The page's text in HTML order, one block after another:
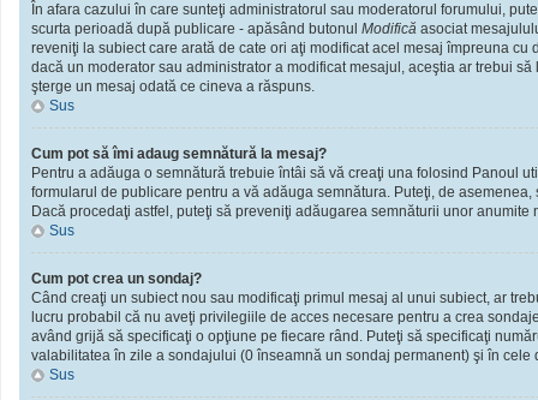
În afara cazului în care sunteţi administratorul sau moderatorul forumului,
scurta perioadă după publicare - apăsând butonul Modifică asociat
reveniţi la subiect care arată de cate ori aţi modificat acel mesaj împreuna
dacă un moderator sau administrator a modificat mesajul, aceştia ar trebui
şterge un mesaj odată ce cineva a răspuns.
Sus
Cum pot să îmi adaug semnătură la mesaj?
Pentru a adăuga o semnătură trebuie întâi să vă creaţi una folosind Panoul
formularul de publicare pentru a vă adăuga semnătura. Puteţi, de
Dacă procedaţi astfel, puteţi să preveniţi adăugarea semnăturii unor
Sus
Cum pot crea un sondaj?
Când creaţi un subiect nou sau modificaţi primul mesaj al unui subiect, ar
lucru probabil că nu aveţi privilegiile de acces necesare pentru a crea
având grijă să specificaţi o opţiune pe fiecare rând. Puteţi să specificaţi
valabilitatea în zile a sondajului (0 înseamnă un sondaj permanent) şi în
Sus